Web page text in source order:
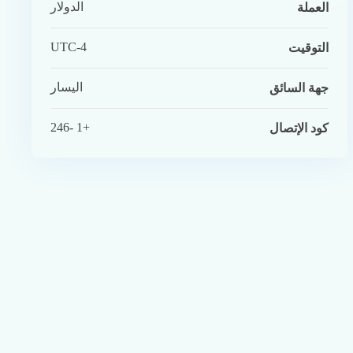
العملة الدولار
التوقيت UTC-4
جهة السائق اليسار
كود الإتصال +1 -246